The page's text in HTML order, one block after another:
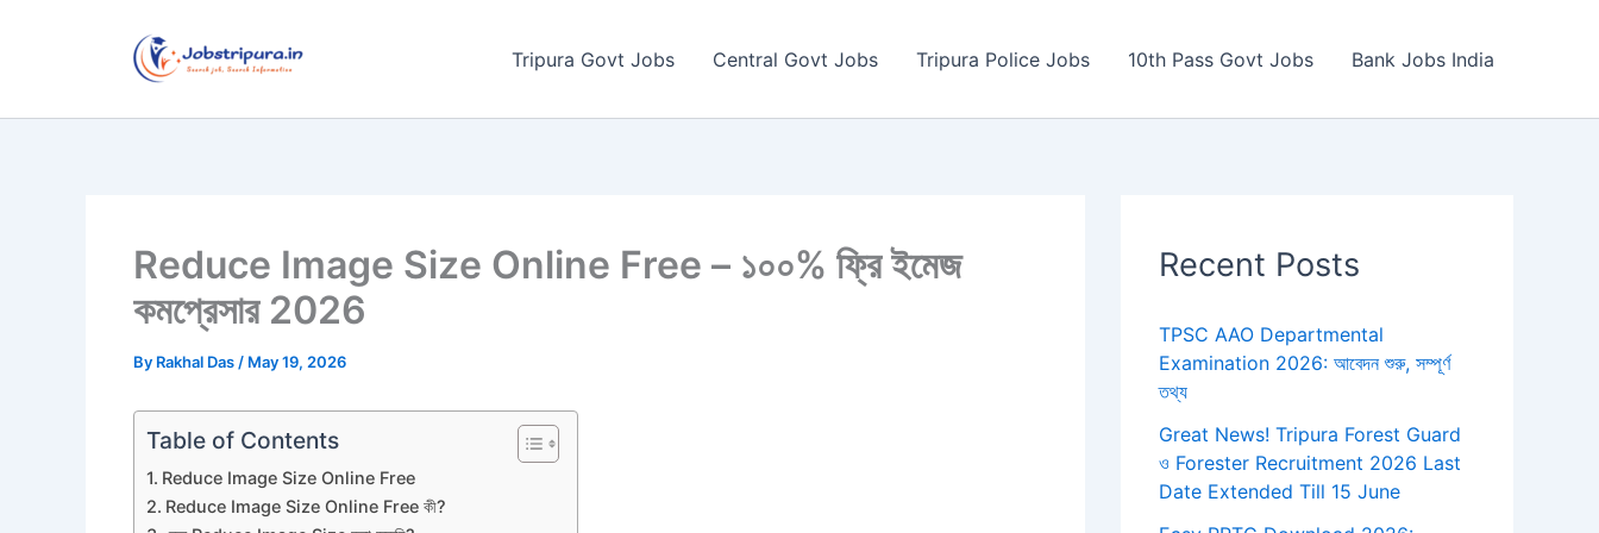
Tripura Govt Jobs Central Govt Jobs Tripura Police Jobs 10th Pass Govt Jobs Bank Jobs India
Reduce Image Size Online Free – ১০০% ফ্রি ইমেজ
কমপ্রেসার 2026
By Rakhal Das / May 19, 2026
Table of Contents
Reduce Image Size Online Free
Reduce Image Size Online Free কী?
Recent Posts
TPSC AAO Departmental
Examination 2026: আবেদন শুরু, সম্পূর্ণ
তথ্য
Great News! Tripura Forest Guard
ও Forester Recruitment 2026 Last
Date Extended Till 15 June